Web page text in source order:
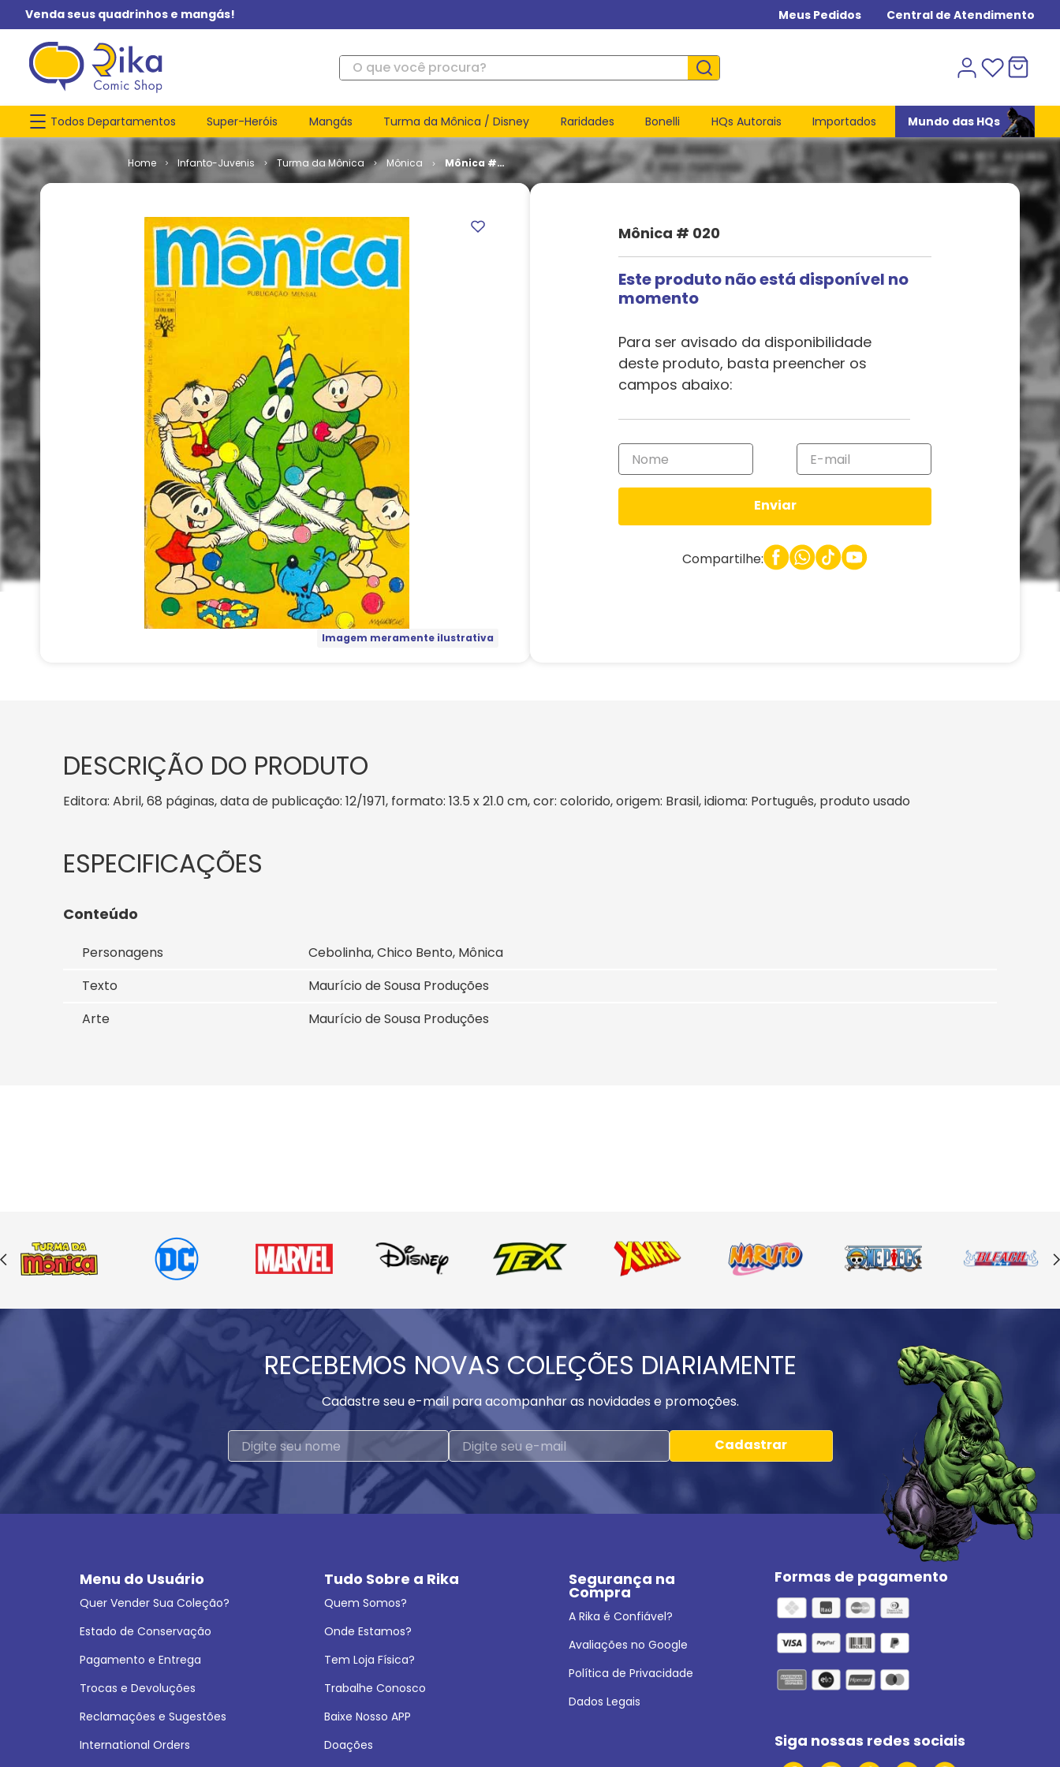
Venda seus quadrinhos e mangás! Meus Pedidos Central de Atendimento
O que você procura?
Todos Departamentos Super-Heróis Mangás Turma da Mônica / Disney Raridades Bonelli HQs Autorais Importados Mundo das HQs
Infanto-Juvenis Turma da Mônica Mônica
Mônica #
020
Imagem meramente ilustrativa
Mônica # 020
Este produto não está disponível no
momento
Para ser avisado da disponibilidade
deste produto, basta preencher os
campos abaixo:
Enviar
Compartilhe:
DESCRIÇÃO DO PRODUTO
Editora: Abril, 68 páginas, data de publicação: 12/1971, formato: 13.5 x 21.0 cm, cor: colorido, origem: Brasil, idioma: Português, produto usado
Conteúdo
Personagens
Cebolinha, Chico Bento, Mônica
Texto
Maurício de Sousa Produções
Arte
Maurício de Sousa Produções
RECEBEMOS NOVAS COLEÇÕES DIARIAMENTE
Cadastre seu e-mail para acompanhar as novidades e promoções.
Cadastrar
Menu do Usuário
Quer Vender Sua Coleção?
Estado de Conservação
Pagamento e Entrega
Trocas e Devoluções
Reclamações e Sugestões
International Orders
Tudo Sobre a Rika
Quem Somos?
Onde Estamos?
Tem Loja Física?
Trabalhe Conosco
Baixe Nosso APP
Doações
Segurança na
Compra
A Rika é Confiável?
Avaliações no Google
Política de Privacidade
Dados Legais
Formas de pagamento
Siga nossas redes sociais